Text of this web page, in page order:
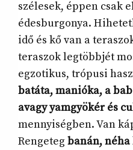
szélesek, éppen csak
édesburgonya.
idő és kő van a
teraszok legtöbbjét
egzotikus, trópusi
batáta, manióka, a
avagy yamgyökér és
mennyiségben. Van
Rengeteg banán, néha